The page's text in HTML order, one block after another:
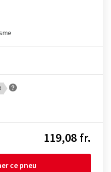
119,08 fr.
ce pneu